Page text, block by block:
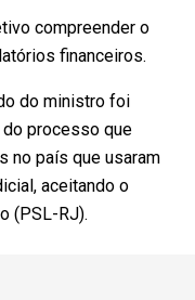
compreender o
financeiros.
do ministro foi
processo que
no país que usaram
aceitando o
(PSL-RJ).